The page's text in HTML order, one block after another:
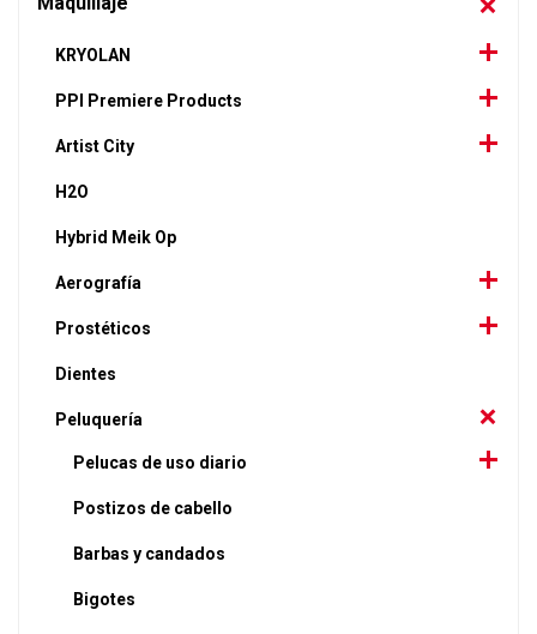
KRYOLAN
PPI Premiere Products
Artist City
H2O
Hybrid Meik Op
Aerografía
Prostéticos
Dientes
Peluquería
Pelucas de uso diario
Postizos de cabello
Barbas y candados
Bigotes